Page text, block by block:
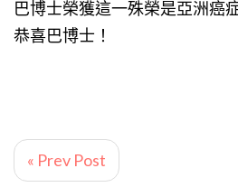
巴博士榮獲這一殊榮是亞洲癌
恭喜巴博士！
« Prev Post